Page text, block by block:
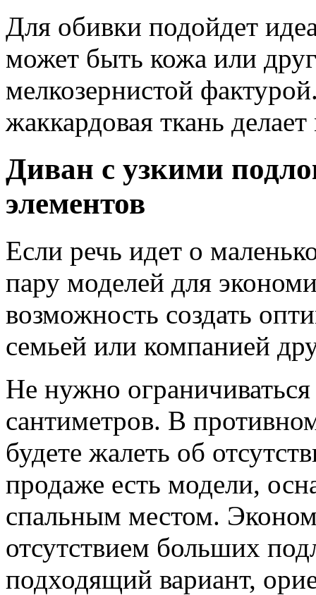
Для обивки подойдет
может быть кожа или
мелкозернистой
жаккардовая ткань
Диван с узкими
элементов
Если речь идет о
пару моделей для
возможность создать
семьей или компанией
Не нужно
сантиметров. В
будете жалеть об
продаже есть модели,
спальным местом.
отсутствием больших
подходящий вариант,